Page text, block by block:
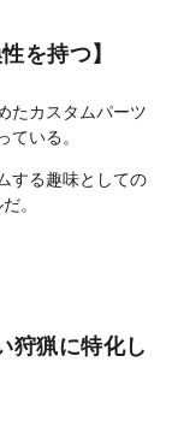
を持つ】
たカスタムパーツ
いる。
する趣味としての
。
狩猟に特化し